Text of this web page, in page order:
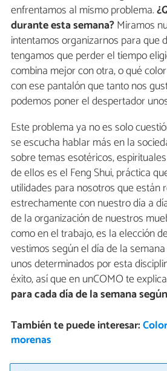
enfrentamos al mismo problema.
durante esta semana?Miramos
intentamos organizarnos para que
tengamos que perder el tiempo
combina mejor con otra, o qué
con ese pantalón que tanto nos
podemos poner el despertador
Este problema ya no es solo
se escucha hablar más en la
sobre temas esotéricos,
de ellos es el Feng Shui, práctica
utilidades para nosotros que están
estrechamente con nuestro día a
de la organización de nuestros
como en el trabajo, es la elección
vestimos según el día de la
unos determinados por esta
éxito, así que en unCOMO te
para cada día de la semana
También te puede interesar:
morenas